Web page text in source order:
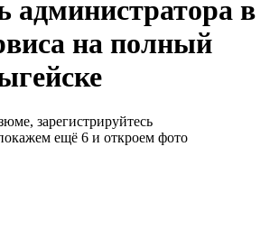
администратора в
на полный
зарегистрируйтесь
ещё 6 и откроем фото